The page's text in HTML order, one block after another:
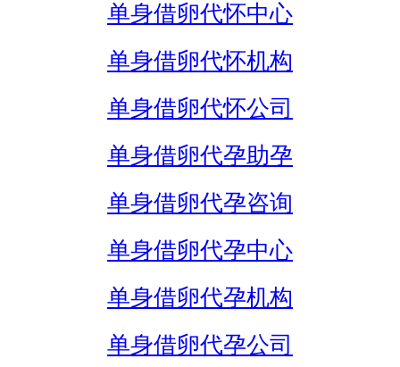
单身借卵代怀中心
单身借卵代怀机构
单身借卵代怀公司
单身借卵代孕助孕
单身借卵代孕咨询
单身借卵代孕中心
单身借卵代孕机构
单身借卵代孕公司